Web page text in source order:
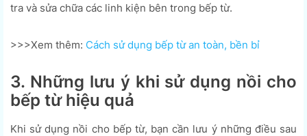
tra và sửa chữa các linh kiện bên trong bếp từ.
>>>Xem thêm: Cách sử dụng bếp từ an toàn, bền bỉ
3. Những lưu ý khi sử dụng nồi cho
bếp từ hiệu quả
Khi sử dụng nồi cho bếp từ, bạn cần lưu ý những điều sau